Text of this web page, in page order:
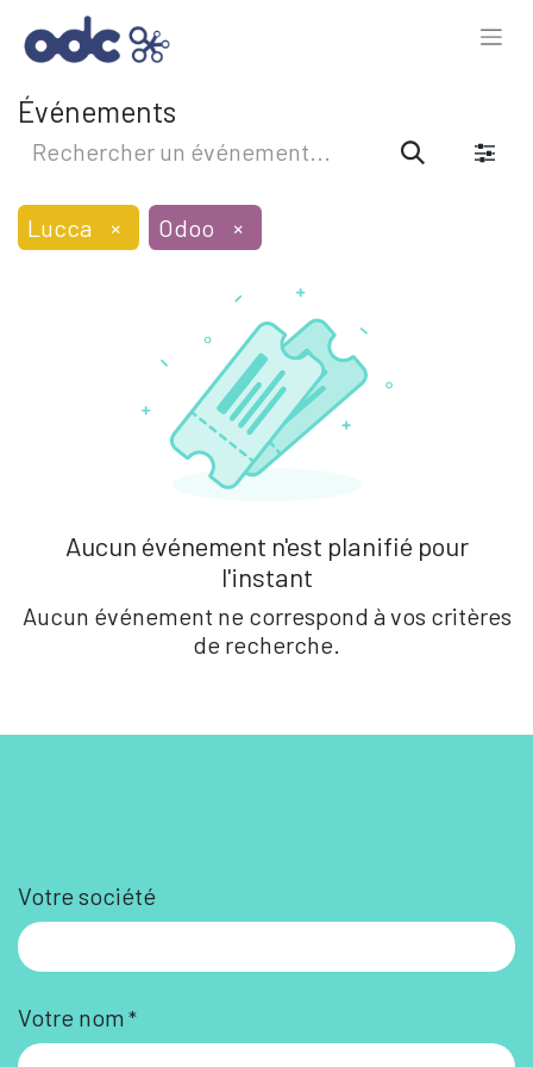
Événements
Lucca × Odoo ×
Aucun événement n'est planifié pour
l'instant
Aucun événement ne correspond à vos critères
de recherche.
Votre société
Votre nom *